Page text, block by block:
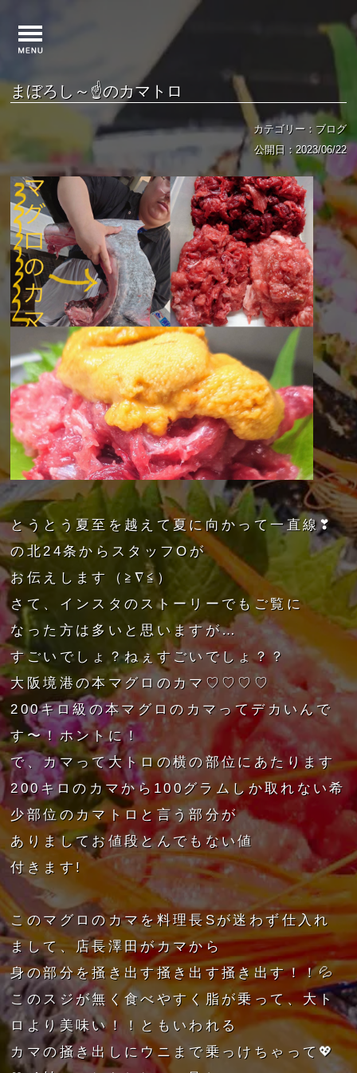
まぼろし～☝️のカマトロ
カテゴリー：ブログ
公開日：2023/06/22
とうとう夏至を越えて夏に向かって一直線❣
の北24条からスタッフOが
お伝えします（≧∇≦）
さて、インスタのストーリーでもご覧に
なった方は多いと思いますが…
すごいでしょ？ねぇすごいでしょ？？
大阪境港の本マグロのカマ♡♡♡♡
200キロ級の本マグロのカマってデカいんで
す〜！ホントに！
で、カマって大トロの横の部位にあたります
200キロのカマから100グラムしか取れない希
少部位のカマトロと言う部分が
ありましてお値段とんでもない値
付きます!
このマグロのカマを料理長Sが迷わず仕入れ
まして、店長澤田がカマから
身の部分を掻き出す掻き出す掻き出す！！💦
このスジが無く食べやすく脂が乗って、大ト
ロより美味い！！ともいわれる
カマの掻き出しにウニまで乗っけちゃって💖